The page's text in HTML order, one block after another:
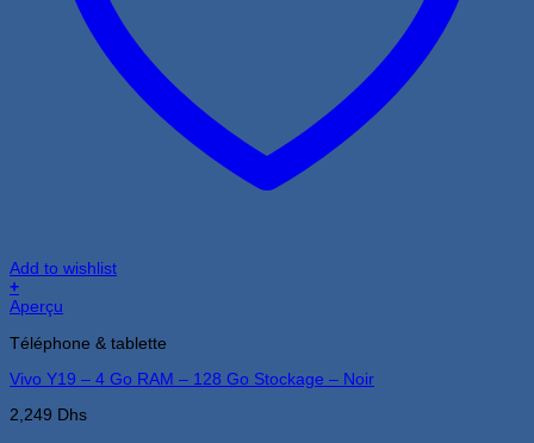
Add to wishlist
+
Aperçu
Téléphone & tablette
Vivo Y19 – 4 Go RAM – 128 Go Stockage – Noir
2,249 Dhs